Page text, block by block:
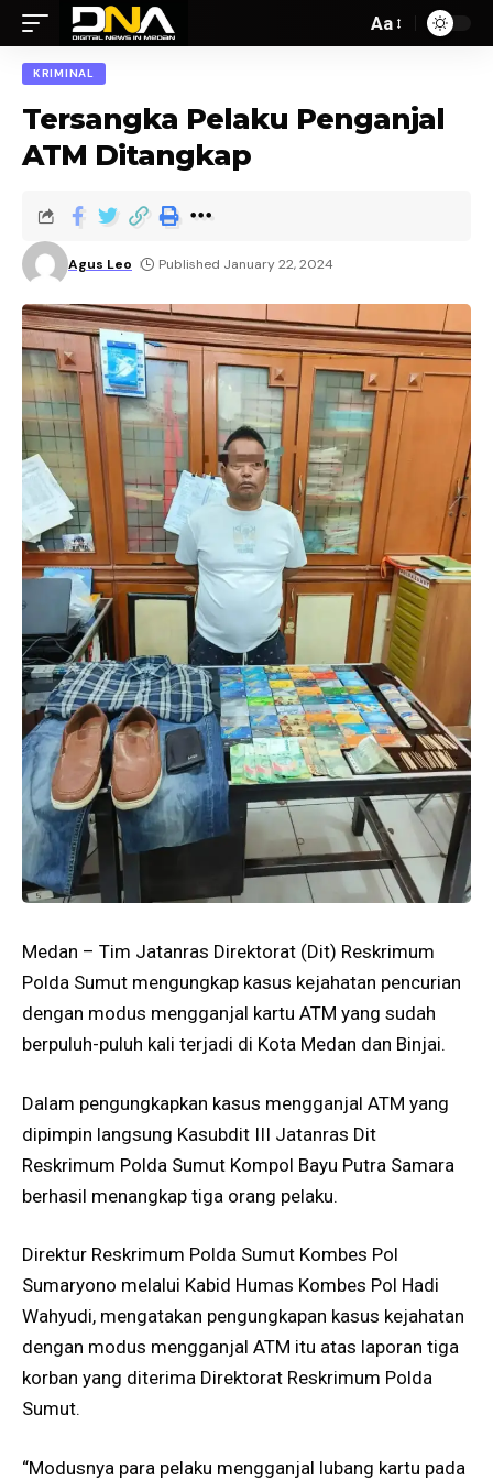
Aa
KRIMINAL
Tersangka Pelaku Penganjal
ATM Ditangkap
Agus Leo Published January 22, 2024
Medan – Tim Jatanras Direktorat (Dit) Reskrimum
Polda Sumut mengungkap kasus kejahatan pencurian
dengan modus mengganjal kartu ATM yang sudah
berpuluh-puluh kali terjadi di Kota Medan dan Binjai.
Dalam pengungkapkan kasus mengganjal ATM yang
dipimpin langsung Kasubdit III Jatanras Dit
Reskrimum Polda Sumut Kompol Bayu Putra Samara
berhasil menangkap tiga orang pelaku.
Direktur Reskrimum Polda Sumut Kombes Pol
Sumaryono melalui Kabid Humas Kombes Pol Hadi
Wahyudi, mengatakan pengungkapan kasus kejahatan
dengan modus mengganjal ATM itu atas laporan tiga
korban yang diterima Direktorat Reskrimum Polda
Sumut.
“Modusnya para pelaku mengganjal lubang kartu pada